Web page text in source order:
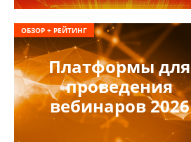
Платформы для
проведения
вебинаров 2026
ОБЗОР + РЕЙТИНГ